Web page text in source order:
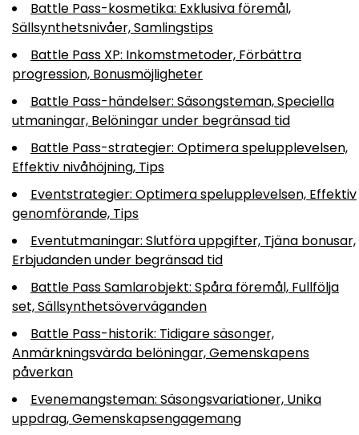
Battle Pass-kosmetika: Exklusiva föremål,
Sällsynthetsnivåer, Samlingstips
Battle Pass XP: Inkomstmetoder, Förbättra
progression, Bonusmöjligheter
Battle Pass-händelser: Säsongsteman, Speciella
utmaningar, Belöningar under begränsad tid
Battle Pass-strategier: Optimera spelupplevelsen,
Effektiv nivåhöjning, Tips
Eventstrategier: Optimera spelupplevelsen, Effektiv
genomförande, Tips
Eventutmaningar: Slutföra uppgifter, Tjäna bonusar,
Erbjudanden under begränsad tid
Battle Pass Samlarobjekt: Spåra föremål, Fullfölja
set, Sällsynthetsöverväganden
Battle Pass-historik: Tidigare säsonger,
Anmärkningsvärda belöningar, Gemenskapens
påverkan
Evenemangsteman: Säsongsvariationer, Unika
uppdrag, Gemenskapsengagemang